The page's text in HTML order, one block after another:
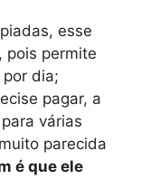
esse
pois permite
dia;
pagar, a
várias
parecida
é que ele